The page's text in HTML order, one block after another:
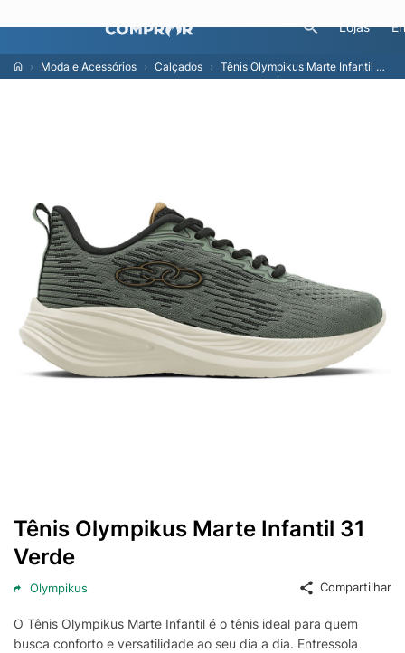
Lojas
Moda e Acessórios Calçados Tênis Olympikus Marte Infantil 31 Verde
Tênis Olympikus Marte Infantil 31
Verde
Olympikus Compartilhar
O Tênis Olympikus Marte Infantil é o tênis ideal para quem
busca conforto e versatilidade ao seu dia a dia. Entressola